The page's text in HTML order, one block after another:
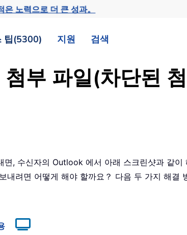
은 노력으로 더 큰 성과。
팁(5300) 지원 검색
부 파일(차단된
, 수신자의 Outlook 에서 아래 스크린샷과 같이
려면 어떻게 해야 할까요？ 다음 두 가지 해결